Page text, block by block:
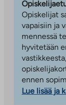
Opiskelijat
vapaisiin ja
mennessä
hyvitetään
ennen
Lue lisää ja